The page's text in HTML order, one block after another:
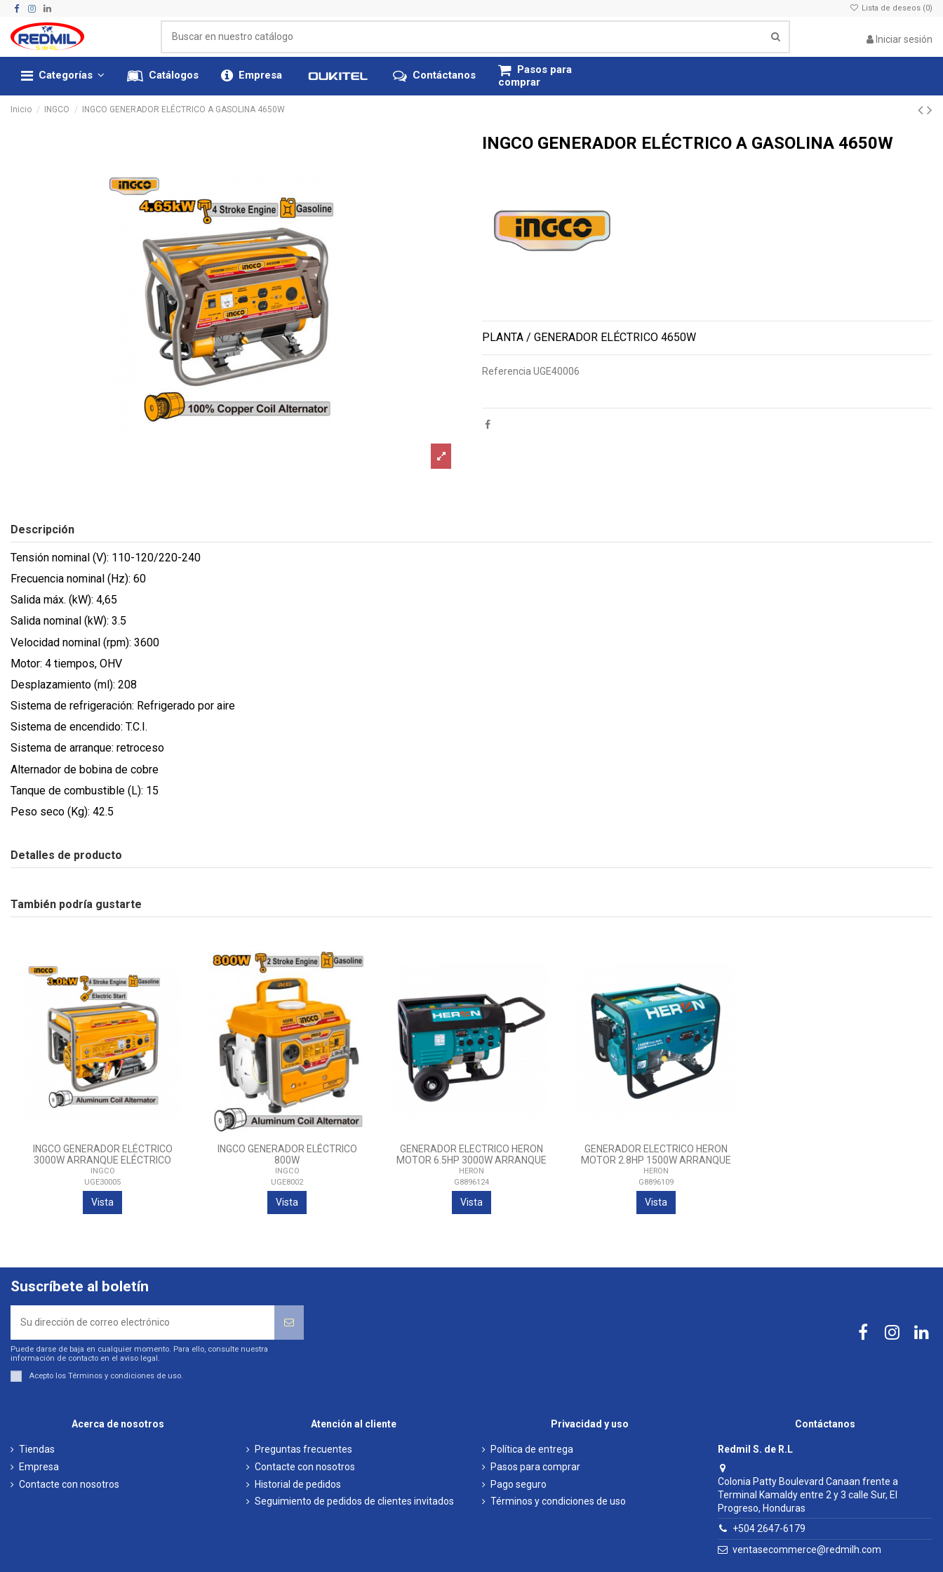
Lista de deseos (0)
Iniciar sesión
Categorías Catálogos Empresa Contáctanos
Pasos para
comprar
Inicio INGCO INGCO GENERADOR ELÉCTRICO A GASOLINA 4650W
INGCO GENERADOR ELÉCTRICO A GASOLINA 4650W
PLANTA / GENERADOR ELÉCTRICO 4650W
Referencia UGE40006
Descripción
Tensión nominal (V): 110-120/220-240
Frecuencia nominal (Hz): 60
Salida máx. (kW): 4,65
Salida nominal (kW): 3.5
Velocidad nominal (rpm): 3600
Motor: 4 tiempos, OHV
Desplazamiento (ml): 208
Sistema de refrigeración: Refrigerado por aire
Sistema de encendido: T.C.I.
Sistema de arranque: retroceso
Alternador de bobina de cobre
Tanque de combustible (L): 15
Peso seco (Kg): 42.5
Detalles de producto
También podría gustarte
INGCO GENERADOR ELÉCTRICO
3000W ARRANQUE ELÉCTRICO
INGCO
UGE30005
Vista
INGCO GENERADOR ELÉCTRICO
800W
INGCO
UGE8002
Vista
GENERADOR ELECTRICO HERON
MOTOR 6.5HP 3000W ARRANQUE
MANUAL
HERON
G8896124
Vista
GENERADOR ELECTRICO HERON
MOTOR 2.8HP 1500W ARRANQUE
MANUAL
HERON
G8896109
Vista
Suscríbete al boletín
Puede darse de baja en cualquier momento. Para ello, consulte nuestra
información de contacto en el aviso legal.
Acepto los Términos y condiciones de uso.
Acerca de nosotros
Tiendas
Empresa
Contacte con nosotros
Atención al cliente
Preguntas frecuentes
Contacte con nosotros
Historial de pedidos
Seguimiento de pedidos de clientes invitados
Privacidad y uso
Política de entrega
Pasos para comprar
Pago seguro
Términos y condiciones de uso
Contáctanos
Redmil S. de R.L
Colonia Patty Boulevard Canaan frente a
Terminal Kamaldy entre 2 y 3 calle Sur, El
Progreso, Honduras
+504 2647-6179
ventasecommerce@redmilh.com